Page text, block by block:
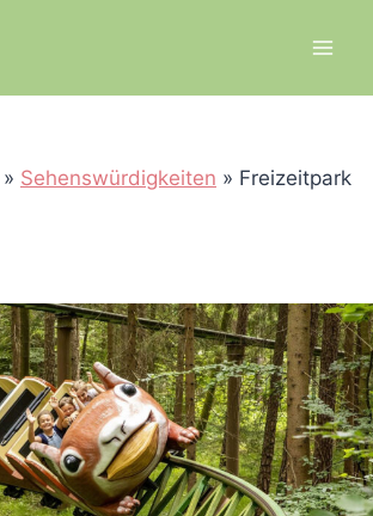
» Sehenswürdigkeiten » Freizeitpark